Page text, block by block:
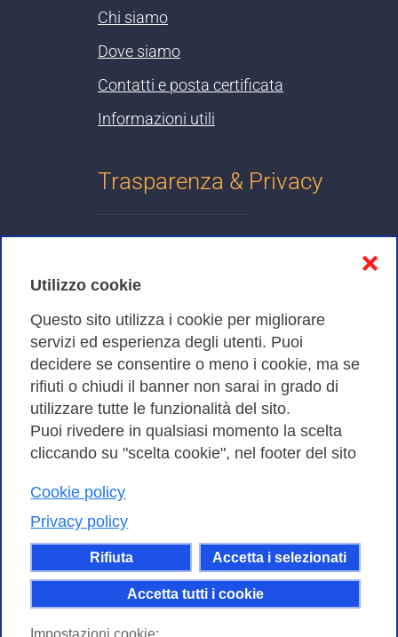
Utilizzo cookie
Questo sito utilizza i cookie per migliorare
servizi ed esperienza degli utenti. Puoi
decidere se consentire o meno i cookie, ma se
rifiuti o chiudi il banner non sarai in grado di
utilizzare tutte le funzionalità del sito.
Puoi rivedere in qualsiasi momento la scelta
cliccando su "scelta cookie", nel footer del sito
Cookie policy
Privacy policy
Rifiuta Accetta i selezionati
Accetta tutti i cookie
❌
Impostazioni cookie:
Chi siamo
Dove siamo
Contatti e posta certificata
Informazioni utili
Trasparenza & Privacy
Cookies Policy
Amministrazione trasparente
Bandi di Gara
Consortium GARR - Via dei Tizii, 6 - 00185 Roma | Tel.
| CF 97284570583 – PI 07577141000 | Codice
Destinatario 7EU9KEU |
Il contenuto di questo sito e' rilasciato, tranne dove
altrimenti indicato, secondo i termini della licenza
Creative Commons